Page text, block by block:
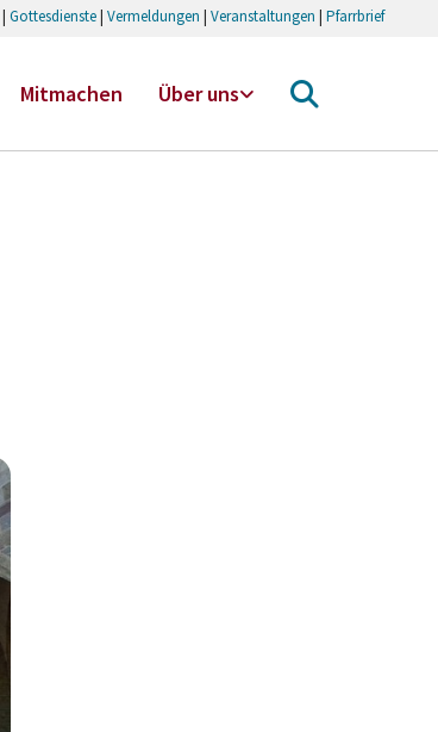
| Gottesdienste| Vermeldungen | Veranstaltungen | Pfarrbrief
Mitmachen Über uns